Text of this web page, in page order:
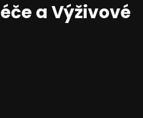
a Výživové